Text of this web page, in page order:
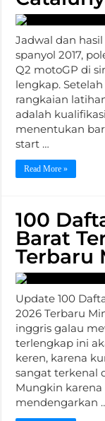
Jadwal dan
spanyol 2017,
Q2 motoGP di
lengkap.
rangkaian
adalah
menentukan
start …
Read More »
100
Barat
Terbaru
Update 100
2026 Terbaru
inggris galau
terlengkap ini
keren, karena
sangat terkenal
Mungkin
mendengarkan